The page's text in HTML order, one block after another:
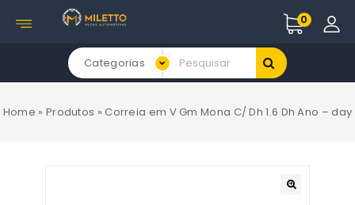
0
Categorias
Home » Produtos » Correia em V Gm Mona C/ Dh 1.6 Dh Ano – day